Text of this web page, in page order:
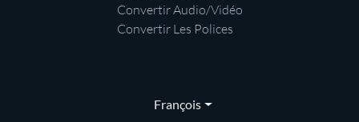
Convertir Audio/Vidéo
Convertir Les Polices
François